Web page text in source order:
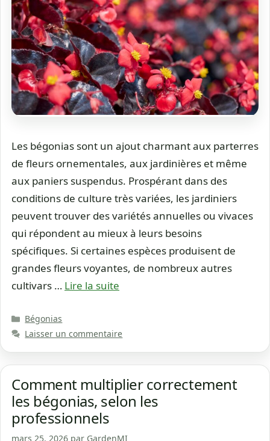
Les bégonias sont un ajout charmant aux parterres
de fleurs ornementales, aux jardinières et même
aux paniers suspendus. Prospérant dans des
conditions de culture très variées, les jardiniers
peuvent trouver des variétés annuelles ou vivaces
qui répondent au mieux à leurs besoins
spécifiques. Si certaines espèces produisent de
grandes fleurs voyantes, de nombreux autres
cultivars … Lire la suite
Catégories
Bégonias
Laisser un commentaire
Comment multiplier correctement
les bégonias, selon les
professionnels
mars 25, 2026 par GardenMI